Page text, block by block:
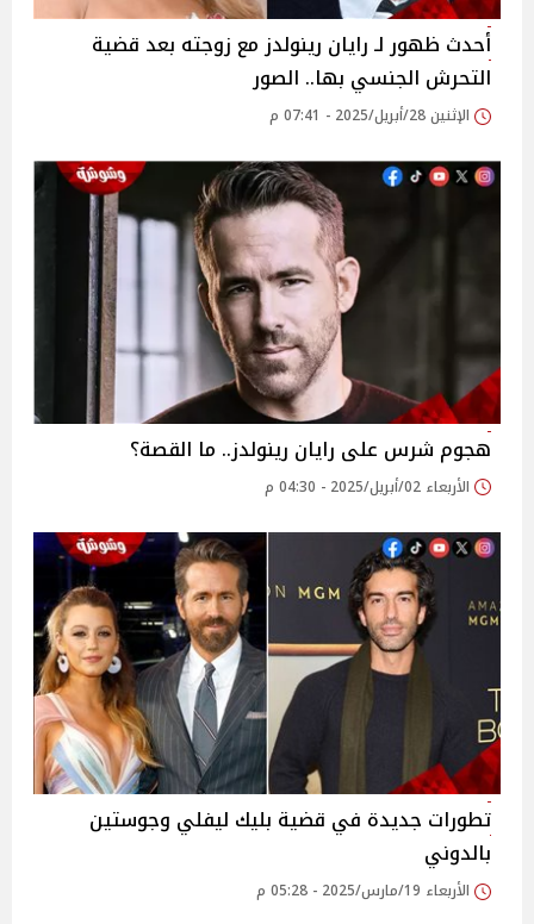
أحدث ظهور لـ رايان رينولدز مع زوجته بعد قضية
التحرش الجنسي بها.. الصور
الإثنين 28/أبريل/2025 - 07:41 م
هجوم شرس على رايان رينولدز.. ما القصة؟
الأربعاء 02/أبريل/2025 - 04:30 م
تطورات جديدة في قضية بليك ليفلي وجوستين
بالدوني
الأربعاء 19/مارس/2025 - 05:28 م